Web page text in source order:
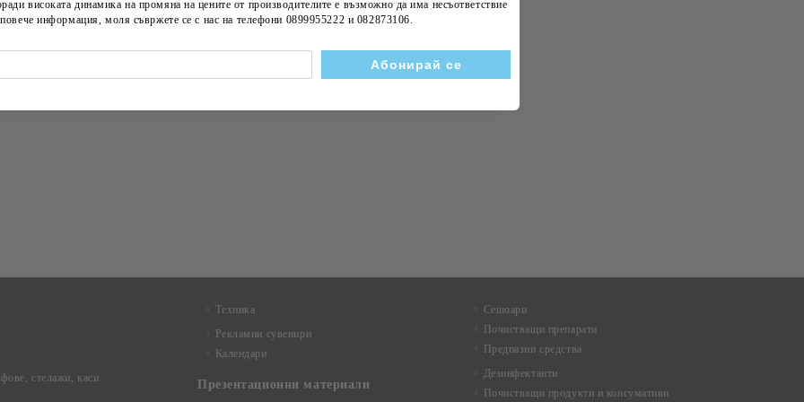
стелажи, каси
Техника
Рекламни сувенири
Календари
Презентационни материали
Сешоари
Почистващи препарати
Предпазни средства
Дезинфектанти
Почистващи продукти и консумативи
високата динамика на промяна на цените от производителите е възможно да има несъответствие
информация, моля съвржете се с нас на телефони 0899955222 и 082873106.